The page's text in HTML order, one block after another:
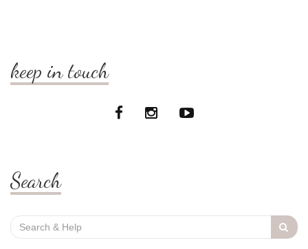
keep in touch
Search
Search
for: